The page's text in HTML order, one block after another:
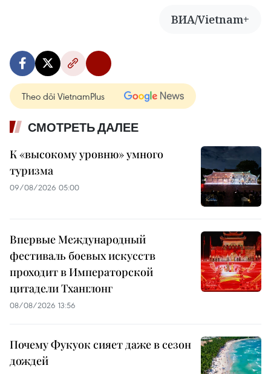
ВИА/Vietnam+
Theo dõi VietnamPlus
СМОТРЕТЬ ДАЛЕЕ
К «высокому уровню» умного
туризма
09/08/2026 05:00
Впервые Международный
фестиваль боевых искусств
проходит в Императорской
цитадели Тханглонг
08/08/2026 13:56
Почему Фукуок сияет даже в сезон
дождей